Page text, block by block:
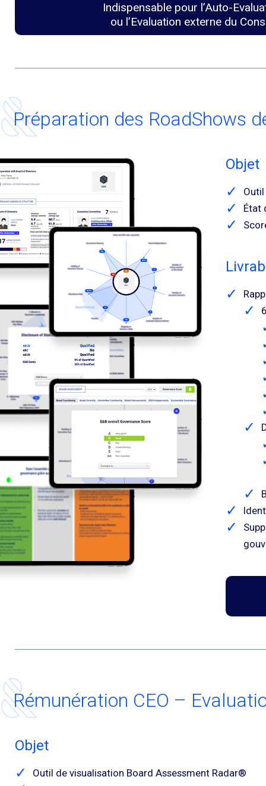
Indispensable pour l’Auto-
ou l’Evaluation externe du
Préparation des RoadShows
Objet
État
Rémunération CEO –
Objet
Outil de visualisation Board Assessment Radar®